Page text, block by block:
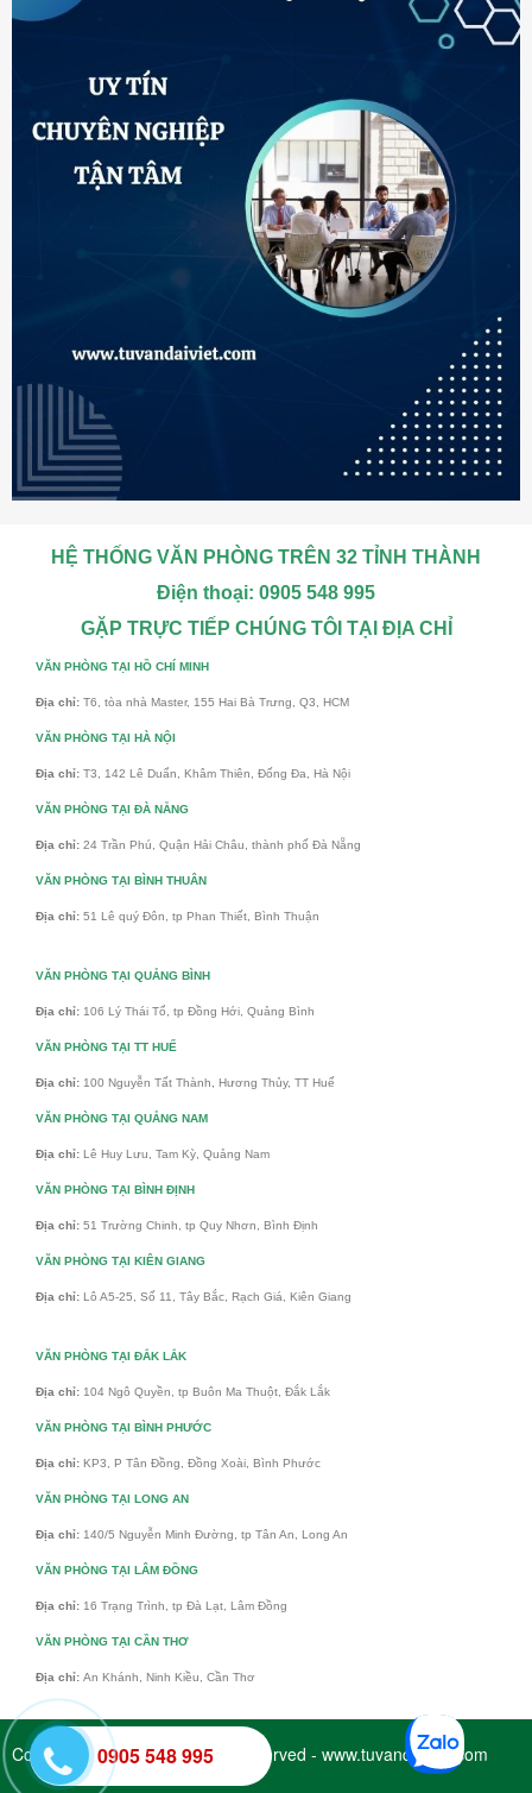
0905 548 995
HỆ THỐNG VĂN PHÒNG TRÊN 32 TỈNH THÀNH
Điện thoại: 0905 548 995
GẶP TRỰC TIẾP CHÚNG TÔI TẠI ĐỊA CHỈ
VĂN PHÒNG TẠI HỒ CHÍ MINH
Địa chỉ: T6, tòa nhà Master, 155 Hai Bà Trưng, Q3, HCM
VĂN PHÒNG TẠI HÀ NỘI
Địa chỉ: T3, 142 Lê Duẩn, Khâm Thiên, Đống Đa, Hà Nội
VĂN PHÒNG TẠI ĐÀ NẴNG
Địa chỉ: 24 Trần Phú, Quận Hải Châu, thành phố Đà Nẵng
VĂN PHÒNG TẠI BÌNH THUÂN
Địa chỉ: 51 Lê quý Đôn, tp Phan Thiết, Bình Thuận
VĂN PHÒNG TẠI QUẢNG BÌNH
Địa chỉ: 106 Lý Thái Tổ, tp Đồng Hới, Quảng Bình
VĂN PHÒNG TẠI TT HUẾ
Địa chỉ: 100 Nguyễn Tất Thành, Hương Thủy, TT Huế
VĂN PHÒNG TẠI QUẢNG NAM
Địa chỉ: Lê Huy Lưu, Tam Kỳ, Quảng Nam
VĂN PHÒNG TẠI BÌNH ĐỊNH
Địa chỉ: 51 Trường Chinh, tp Quy Nhơn, Bình Định
VĂN PHÒNG TẠI KIÊN GIANG
Địa chỉ: Lô A5-25, Số 11, Tây Bắc, Rạch Giá, Kiên Giang
VĂN PHÒNG TẠI ĐẮK LẮK
Địa chỉ: 104 Ngô Quyền, tp Buôn Ma Thuột, Đắk Lắk
VĂN PHÒNG TẠI BÌNH PHƯỚC
Địa chỉ: KP3, P Tân Đồng, Đồng Xoài, Bình Phước
VĂN PHÒNG TẠI LONG AN
Địa chỉ: 140/5 Nguyễn Minh Đường, tp Tân An, Long An
VĂN PHÒNG TẠI LÂM ĐỒNG
Địa chỉ: 16 Trạng Trình, tp Đà Lạt, Lâm Đồng
VĂN PHÒNG TẠI CẦN THƠ
Địa chỉ: An Khánh, Ninh Kiều, Cần Thơ
Copyright © 2017 - All Rights Reserved - www.tuvandaiviet.com